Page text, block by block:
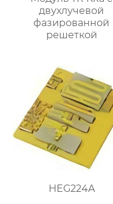
двухлучевой
фазированной
решеткой
HEG224A